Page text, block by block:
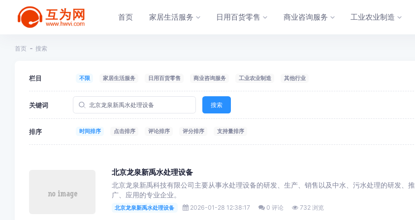
首页 家居生活服务 日用百货零售 商业咨询服务 工业农业制造
首页 搜索
栏目 不限 家居生活服务 日用百货零售 商业咨询服务 工业农业制造 其他行业
关键词 搜索
排序 时间排序 点击排序 评论排序 评分排序 支持量排序
北京龙泉新禹水处理设备
北京龙泉新禹科技有限公司主要从事水处理设备的研发、生产、销售以及中水、污水处理的研发、推
广、应用的专业企业。
北京龙泉新禹水处理设备 2026-01-28 12:38:17 0 评论 732 浏览